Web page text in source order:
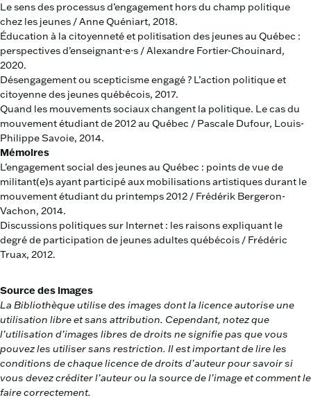
Le sens des processus d’engagement hors du champ politique
chez les jeunes / Anne Quéniart, 2018.
Éducation à la citoyenneté et politisation des jeunes au Québec :
perspectives d’enseignant⋅e⋅s / Alexandre Fortier-Chouinard,
2020.
Désengagement ou scepticisme engagé ? L’action politique et
citoyenne des jeunes québécois, 2017.
Quand les mouvements sociaux changent la politique. Le cas du
mouvement étudiant de 2012 au Québec / Pascale Dufour, Louis-
Philippe Savoie, 2014.
Mémoires
L’engagement social des jeunes au Québec : points de vue de
militant(e)s ayant participé aux mobilisations artistiques durant le
mouvement étudiant du printemps 2012 / Frédérik Bergeron-
Vachon, 2014.
Discussions politiques sur Internet : les raisons expliquant le
degré de participation de jeunes adultes québécois / Frédéric
Truax, 2012.
Source des images
La Bibliothèque utilise des images dont la licence autorise une
utilisation libre et sans attribution. Cependant, notez que
l’utilisation d’images libres de droits ne signifie pas que vous
pouvez les utiliser sans restriction. Il est important de lire les
conditions de chaque licence de droits d’auteur pour savoir si
vous devez créditer l’auteur ou la source de l’image et comment le
faire correctement.